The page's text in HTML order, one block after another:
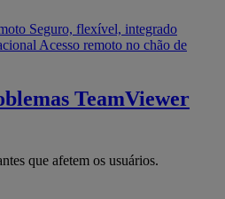
Seguro, flexível, integrado
Acesso remoto no chão de
TeamViewer
que afetem os usuários.